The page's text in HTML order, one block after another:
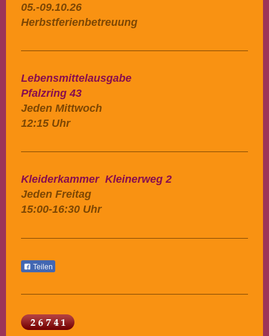
05.-09.10.26
Herbstferienbetreuung
Lebensmittelausgabe
Pfalzring 43
Jeden Mittwoch
12:15 Uhr
Kleiderkammer Kleinerweg 2
Jeden Freitag
15:00-16:30 Uhr
Teilen